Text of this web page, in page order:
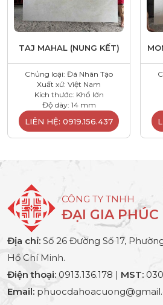
TAJ MAHAL (NUNG KẾT)
Chủng loại: Đá Nhân Tạo
Xuất xứ: Việt Nam
Kích thước: Khổ lớn
Độ dày: 14 mm
LIÊN HỆ: 0919.156.437
CÔNG TY TNHH
ĐẠI GIA PHÚC
Địa chỉ: Số 26 Đường Số 17,
Hồ Chí Minh.
Điện thoại: 0913.136.178 | MST:
Email: